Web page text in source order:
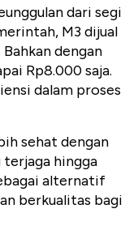
dari segi
M3 dijual
dengan
Rp8.000 saja.
dalam proses
sehat dengan
terjaga hingga
alternatif
berkualitas bagi